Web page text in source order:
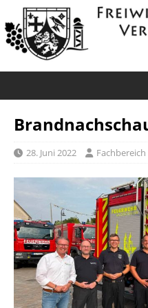
28. Juni 2022
Roxheim:
Datum: 3. August 2026
21:19
GroupAlarmEinsatzart:
Brandeinsatz B1.05
Gemarkung Ri. St.